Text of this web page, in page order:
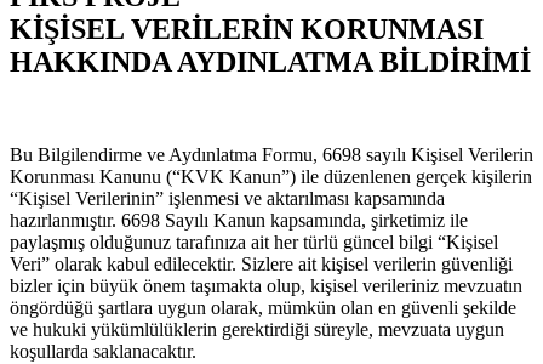
KİŞİSEL VERİLERİN KORUNMASI
HAKKINDA AYDINLATMA BİLDİRİMİ
Bu Bilgilendirme ve Aydınlatma Formu, 6698 sayılı Kişisel Verilerin
Korunması Kanunu (“KVK Kanun”) ile düzenlenen gerçek kişilerin
“Kişisel Verilerinin” işlenmesi ve aktarılması kapsamında
hazırlanmıştır. 6698 Sayılı Kanun kapsamında, şirketimiz ile
paylaşmış olduğunuz tarafınıza ait her türlü güncel bilgi “Kişisel
Veri” olarak kabul edilecektir. Sizlere ait kişisel verilerin güvenliği
bizler için büyük önem taşımakta olup, kişisel verileriniz mevzuatın
öngördüğü şartlara uygun olarak, mümkün olan en güvenli şekilde
ve hukuki yükümlülüklerin gerektirdiği süreyle, mevzuata uygun
koşullarda saklanacaktır.